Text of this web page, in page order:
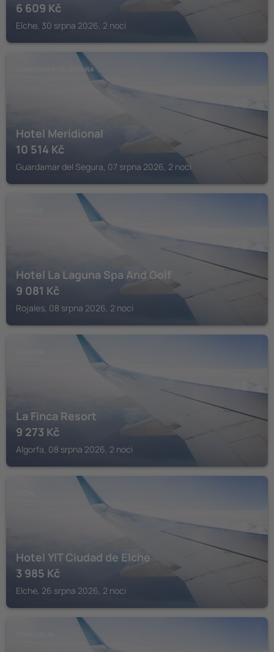
6 609 Kč
Elche, 30 srpna 2026, 2 noci
GUARDAMAR DEL SEGURA
Hotel Meridional
10 514 Kč
Guardamar del Segura, 07 srpna 2026, 2 noci
Hotel La Laguna Spa And Golf
9 081 Kč
Rojales, 08 srpna 2026, 2 noci
La Finca Resort
9 273 Kč
Algorfa, 08 srpna 2026, 2 noci
Hotel YIT Ciudad de Elche
3 985 Kč
Elche, 26 srpna 2026, 2 noci